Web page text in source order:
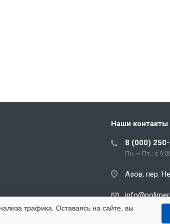
Наши контакты
8 (000)
Пн. – Пт.: с
Азов, пер.
трафика. Оставаясь на сайте, вы